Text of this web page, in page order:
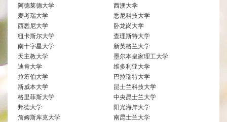
阿德莱德大学
西澳大学
麦考瑞大学
悉尼科技大学
西悉尼大学
卧龙岗大学
纽卡斯尔大学
查理斯特大学
南十字星大学
新英格兰大学
天主教大学
墨尔本皇家理工大学
迪肯大学
维多利亚大学
拉筹伯大学
巴拉瑞特大学
斯威本大学
昆士兰科技大学
格里菲斯大学
中央昆士兰大学
邦德大学
阳光海岸大学
詹姆斯库克大学
南昆士兰大学